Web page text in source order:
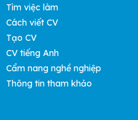
Tìm việc làm
Cách viết CV
Tạo CV
CV tiếng Anh
Cẩm nang nghề nghiệp
Thông tin tham khảo